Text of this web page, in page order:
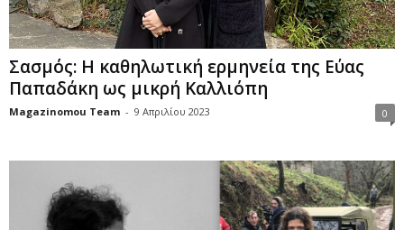
Σασμός: Η καθηλωτική ερμηνεία της Εύας
Παπαδάκη ως μικρή Καλλιόπη
Magazinomou Team - 9 Απριλίου 2023 0